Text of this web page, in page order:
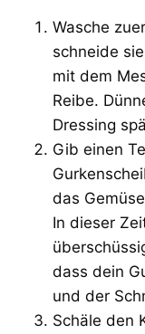
Wasche
schneide
mit dem
Reibe.
Dressing
Gib einen
das
In dieser
dass dein
und der
Schäle den